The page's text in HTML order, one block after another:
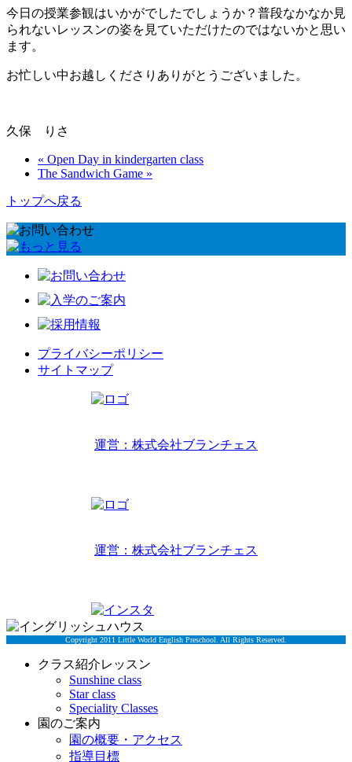
今日の授業参観はいかがでしたでしょうか？普段なかなか見
られないレッスンの姿を見ていただけたのではないかと思い
ます。
お忙しい中お越しくださりありがとうございました。
久保 りさ
« Open Day in kindergarten class
The Sandwich Game »
トップへ戻る
プライバシーポリシー
サイトマップ
運営：株式会社ブランチェス
運営：株式会社ブランチェス
Copyright 2011 Little World English Preschool. All Rights Reserved.
クラス紹介レッスン
Sunshine class
Star class
Speciality Classes
園のご案内
園の概要・アクセス
指導目標